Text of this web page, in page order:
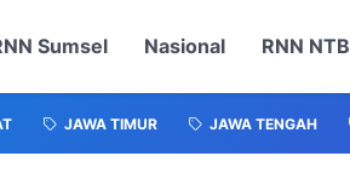
Sumsel Nasional RNN NTB
JAWA TIMUR JAWA TENGAH